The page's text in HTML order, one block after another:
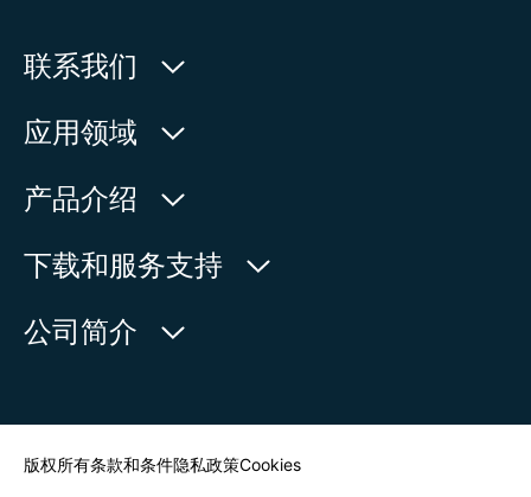
联系我们
欧玛执行器(中国)有限公司
人民北路171号
215499
邮箱:mailbox@auma-china.com
联系表
应用领域
水利
电力
通用工业
产品介绍
产品查询
下载和服务支持
欧玛中国联系方式
公司简介
版权所有条款和条件隐私政策Cookies